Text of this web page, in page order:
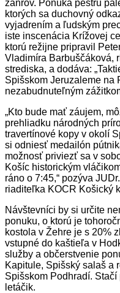
žánrov. Ponúka pestrú
ktorých sa duchovný
vyjadrením a ľudským
iste inscenácia Krížovej
ktorú režijne pripravil
Vladimíra Barbuščáková,
strediska, a dodáva:
Spišskom Jeruzaleme na
nezabudnuteľným
„Kto bude mať záujem,
prehliadku národných
travertínové kopy v okolí
si odniesť medailón
možnosť priviezť sa v
Košíc historickým
ráno o 7:45,“ pozýva
riaditeľka KOCR Košický
Návštevníci by si určite
ponuku, o ktorú je
kostola v Žehre je s 20%
vstupné do kaštieľa v
služby a občerstvenie
Kapitule, Spišský salaš a
Spišskom Podhradí.
letáčik.